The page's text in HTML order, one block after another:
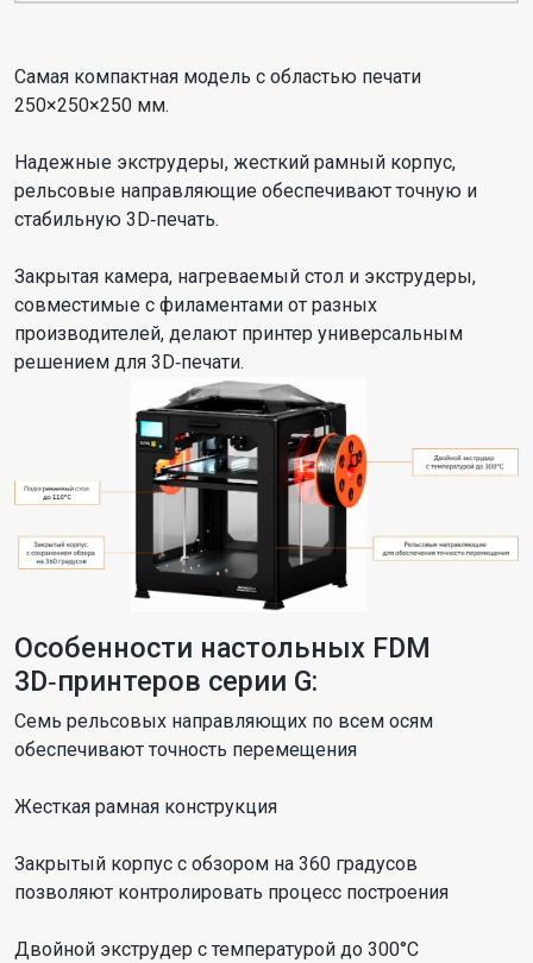
Самая компактная модель с областью печати
250×250×250 мм.
Надежные экструдеры, жесткий рамный корпус,
рельсовые направляющие обеспечивают точную и
стабильную 3D‑печать.
Закрытая камера, нагреваемый стол и экструдеры,
совместимые с филаментами от разных
производителей, делают принтер универсальным
решением для 3D‑печати.
Особенности настольных FDM
3D‑принтеров серии G:
Семь рельсовых направляющих по всем осям
обеспечивают точность перемещения
Жесткая рамная конструкция
Закрытый корпус с обзором на 360 градусов
позволяют контролировать процесс построения
Двойной экструдер с температурой до 300°С